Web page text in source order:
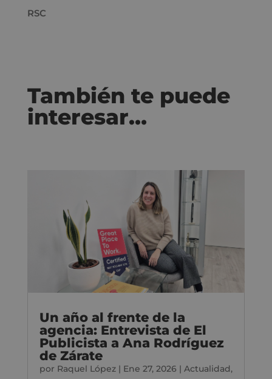
RSC
También te puede
interesar…
Un año al frente de la
agencia: Entrevista de El
Publicista a Ana Rodríguez
de Zárate
por Raquel López| Ene 27, 2026 | Actualidad,